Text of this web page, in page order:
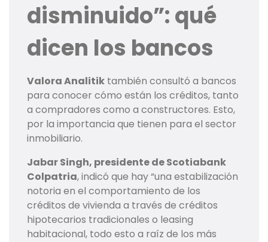
disminuido”: qué
dicen los bancos
Valora Analitik también consultó a bancos
para conocer cómo están los créditos, tanto
a compradores como a constructores. Esto,
por la importancia que tienen para el sector
inmobiliario.
Jabar Singh, presidente de Scotiabank
Colpatria, indicó que hay “una estabilización
notoria en el comportamiento de los
créditos de vivienda a través de créditos
hipotecarios tradicionales o leasing
habitacional, todo esto a raíz de los más